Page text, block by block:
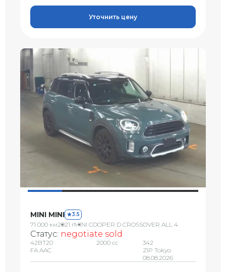
Уточнить цену
MINI MINI 3.5
71 000 км2021 гMINI COOPER D CROSSOVER ALL 4
Статус: negotiate sold
42BT20
FA AAC
2000 сс
342
ZIP Tokyo
08.08.2026